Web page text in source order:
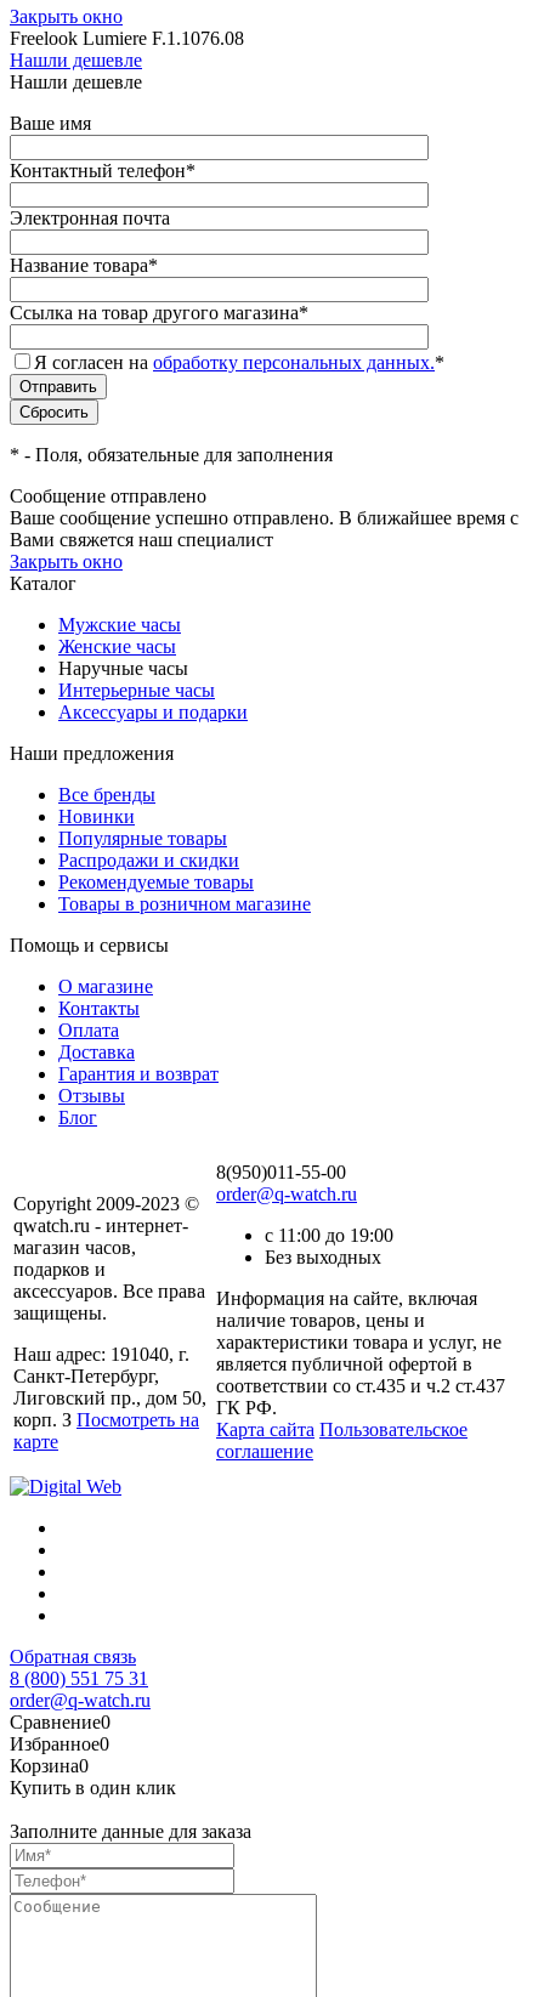
Закрыть окно
Freelook Lumiere F.1.1076.08
Нашли дешевле
Нашли дешевле
Ваше имя
Контактный телефон*
Электронная почта
Название товара*
Ссылка на товар другого магазина*
Я согласен на обработку персональных данных.*
* - Поля, обязательные для заполнения
Сообщение отправлено
Ваше сообщение успешно отправлено. В ближайшее время с
Вами свяжется наш специалист
Закрыть окно
Каталог
Мужские часы
Женские часы
Наручные часы
Интерьерные часы
Аксессуары и подарки
Наши предложения
Все бренды
Новинки
Популярные товары
Распродажи и скидки
Рекомендуемые товары
Товары в розничном магазине
Помощь и сервисы
О магазине
Контакты
Оплата
Доставка
Гарантия и возврат
Отзывы
Блог
Copyright 2009-2023 ©
qwatch.ru - интернет-
магазин часов,
подарков и
аксессуаров. Все права
защищены.
Наш адрес: 191040, г.
Санкт-Петербург,
Лиговский пр., дом 50,
корп. З Посмотреть на
карте
8(950)011-55-00
order@q-watch.ru
с 11:00 до 19:00
Без выходных
Информация на сайте, включая
наличие товаров, цены и
характеристики товара и услуг, не
является публичной офертой в
соответствии со ст.435 и ч.2 ст.437
ГК РФ.
Карта сайта Пользовательское
соглашение
Обратная связь
8 (800) 551 75 31
order@q-watch.ru
Сравнение0
Избранное0
Корзина0
Купить в один клик
Заполните данные для заказа